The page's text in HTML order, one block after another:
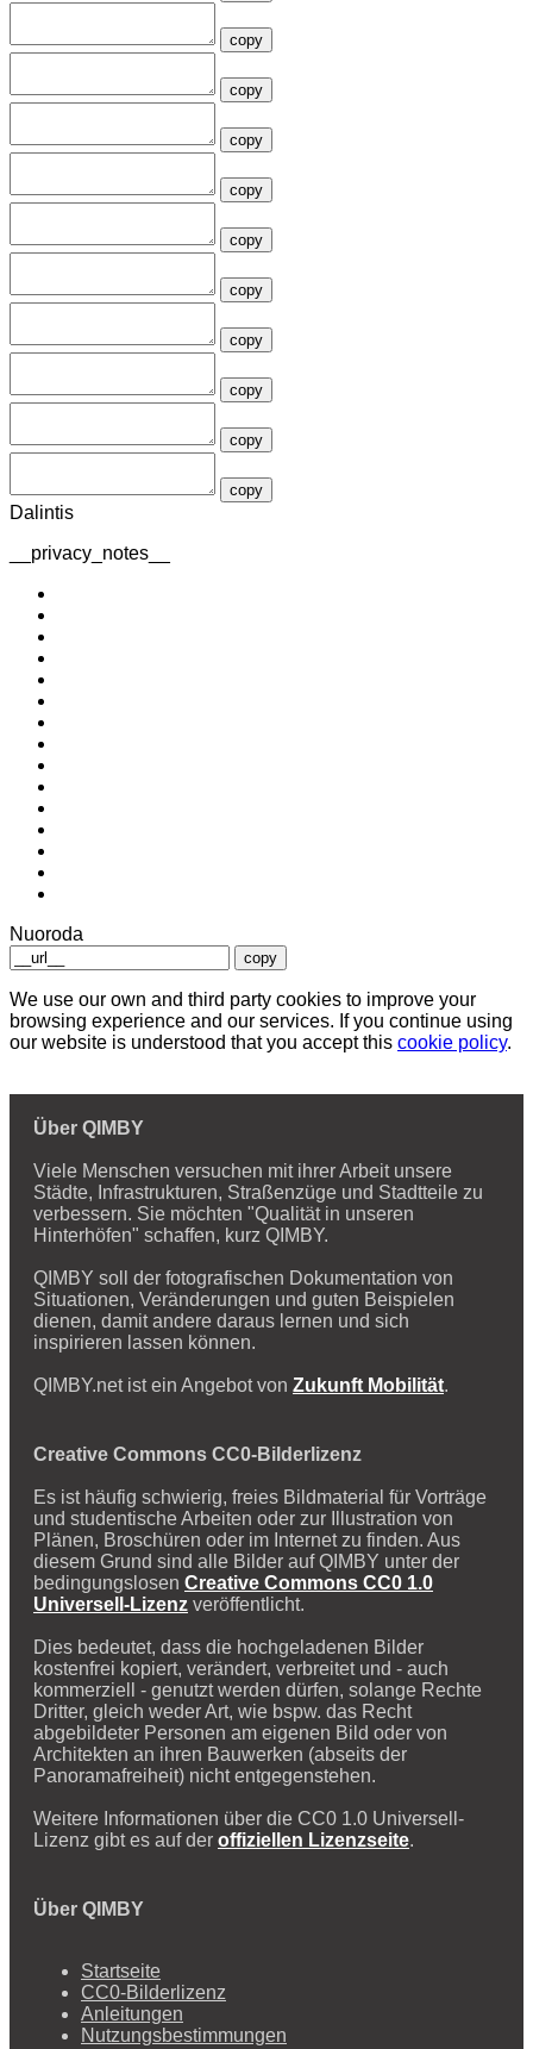
copy
copy
copy
copy
copy
copy
copy
copy
copy
copy
Dalintis
__privacy_notes__
Nuoroda
copy
We use our own and third party cookies to improve your
browsing experience and our services. If you continue using
our website is understood that you accept this cookie policy.
Über QIMBY
Viele Menschen versuchen mit ihrer Arbeit unsere
Städte, Infrastrukturen, Straßenzüge und Stadtteile zu
verbessern. Sie möchten "Qualität in unseren
Hinterhöfen" schaffen, kurz QIMBY.
QIMBY soll der fotografischen Dokumentation von
Situationen, Veränderungen und guten Beispielen
dienen, damit andere daraus lernen und sich
inspirieren lassen können.
QIMBY.net ist ein Angebot von Zukunft Mobilität.
Creative Commons CC0-Bilderlizenz
Es ist häufig schwierig, freies Bildmaterial für Vorträge
und studentische Arbeiten oder zur Illustration von
Plänen, Broschüren oder im Internet zu finden. Aus
diesem Grund sind alle Bilder auf QIMBY unter der
bedingungslosen Creative Commons CC0 1.0
Universell-Lizenz veröffentlicht.
Dies bedeutet, dass die hochgeladenen Bilder
kostenfrei kopiert, verändert, verbreitet und - auch
kommerziell - genutzt werden dürfen, solange Rechte
Dritter, gleich weder Art, wie bspw. das Recht
abgebildeter Personen am eigenen Bild oder von
Architekten an ihren Bauwerken (abseits der
Panoramafreiheit) nicht entgegenstehen.
Weitere Informationen über die CC0 1.0 Universell-
Lizenz gibt es auf der offiziellen Lizenzseite.
Über QIMBY
Startseite
CC0-Bilderlizenz
Anleitungen
Nutzungsbestimmungen